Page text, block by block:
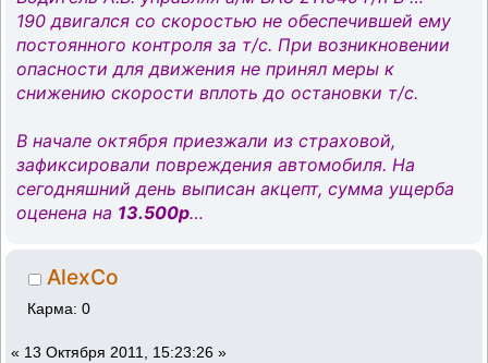
190 двигался со скоростью не обеспечившей ему
постоянного контроля за т/с. При возникновении
опасности для движения не принял меры к
снижению скорости вплоть до остановки т/с.
В начале октября приезжали из страховой,
зафиксировали повреждения автомобиля. На
сегодняшний день выписан акцепт, сумма ущерба
оценена на 13.500р…
AlexCo
Карма: 0
« 13 Октября 2011, 15:23:26 »